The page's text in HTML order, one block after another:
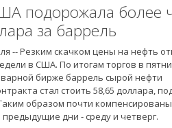
подорожала более
за баррель
-- Резким скачком цены на нефть
в США. По итогам торгов в
бирже баррель сырой нефти
стал стоить 58,65 доллара,
образом почти
дни - среду и четверг.